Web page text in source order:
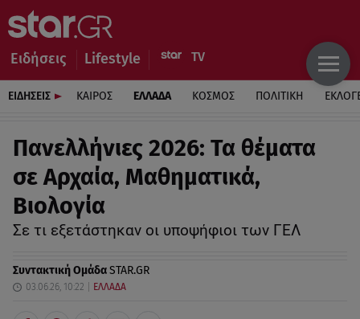
Ειδήσεις Lifestyle
ΕΙΔΗΣΕΙΣ ΚΑΙΡΟΣ ΕΛΛΑΔΑ ΚΟΣΜΟΣ ΠΟΛΙΤΙΚΗ
Πανελλήνιες 2026: Τα θέματα
σε Αρχαία, Μαθηματικά,
Βιολογία
Σε τι εξετάστηκαν οι υποψήφιοι των ΓΕΛ
Συντακτική ΟμάδαSTAR.GR
03.06.26, 10:22 ΕΛΛΑΔΑ